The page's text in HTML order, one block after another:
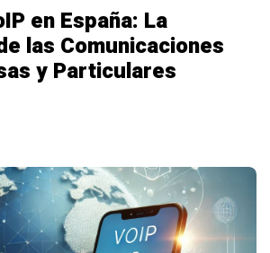
en España: La
las Comunicaciones
y Particulares